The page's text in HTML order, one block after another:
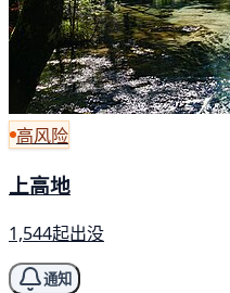
高风险
上高地
1,544起出没
通知